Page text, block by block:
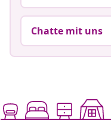
Chatte mit uns